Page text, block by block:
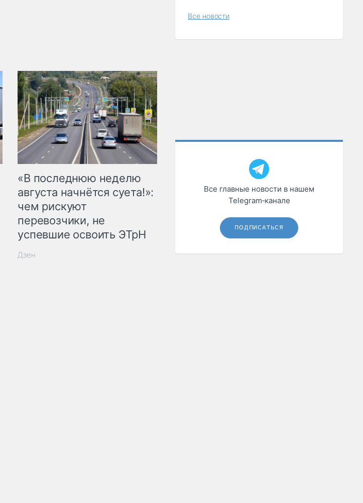
«В последнюю неделю
августа начнётся суета!»:
чем рискуют
перевозчики, не
успевшие освоить ЭТрН
Дзен
Все новости
Все главные новости в нашем
Telegram‑канале
ПОДПИСАТЬСЯ